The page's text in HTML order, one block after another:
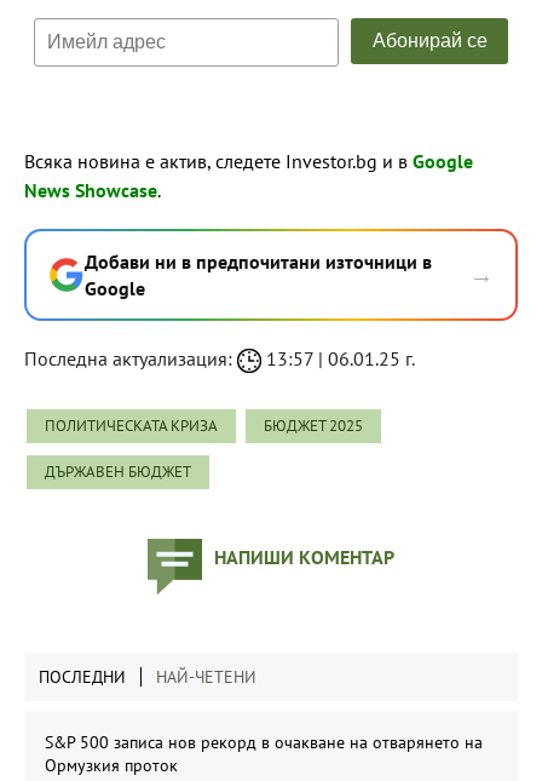
Всяка новина е актив, следете Investor.bg и в Google
News Showcase.
Добави ни в предпочитани източници в
Google
→
Последна актуализация: 13:57 | 06.01.25 г.
ПОЛИТИЧЕСКАТА КРИЗА БЮДЖЕТ 2025
ДЪРЖАВЕН БЮДЖЕТ
НАПИШИ КОМЕНТАР
ПОСЛЕДНИ НАЙ-ЧЕТЕНИ
S&P 500 записа нов рекорд в очакване на отварянето на
Ормузкия проток